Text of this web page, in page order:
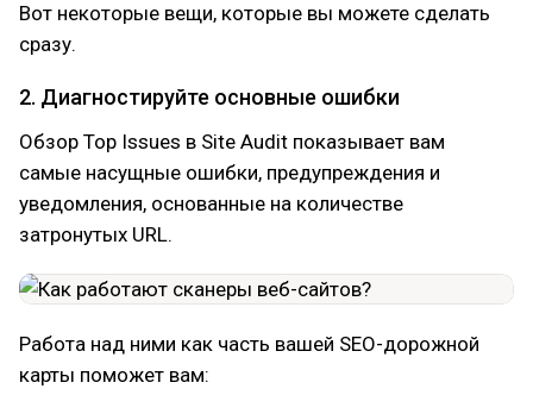
Вот некоторые вещи, которые вы можете сделать
сразу.
2. Диагностируйте основные ошибки
Обзор Top Issues в Site Audit показывает вам
самые насущные ошибки, предупреждения и
уведомления, основанные на количестве
затронутых URL.
Работа над ними как часть вашей SEO-дорожной
карты поможет вам: